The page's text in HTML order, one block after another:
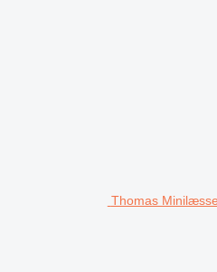
Thomas